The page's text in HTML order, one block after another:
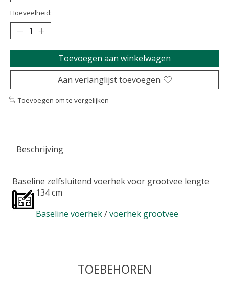
Hoeveelheid:
Toevoegen aan winkelwagen
Aan verlanglijst toevoegen
Toevoegen om te vergelijken
Beschrijving
Baseline zelfsluitend voerhek voor grootvee lengte
134 cm
Baseline voerhek/voerhek grootvee
TOEBEHOREN